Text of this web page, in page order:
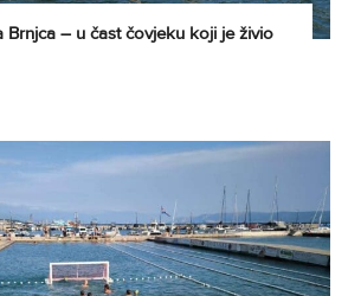
Brnjca – u čast čovjeku koji je živio